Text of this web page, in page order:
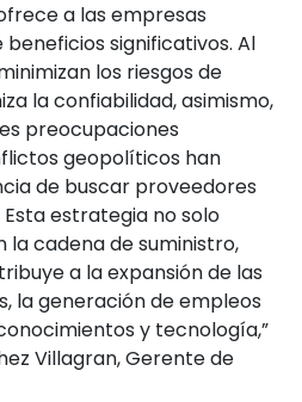
a las empresas
significativos. Al
los riesgos de
la confiabilidad, asimismo,
preocupaciones
geopolíticos han
de buscar proveedores
estrategia no solo
la cadena de suministro,
a la expansión de las
la generación de empleos
y tecnología,”
Villagran, Gerente de